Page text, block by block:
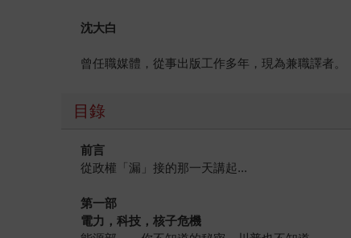
沈大白
曾任職媒體，從事出版工作多年，現為兼職譯者。
目錄
前言
從政權「漏」接的那一天講起...
第一部
電力，科技，核子危機